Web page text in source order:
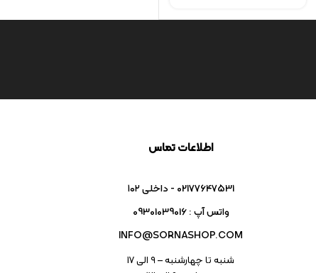
اطلاعات تماس
02177647531 - داخلی ۱۰۲
واتس آپ : 09301039016
INFO@SORNASHOP.COM
شنبه تا چهارشنبه – ۹ الی 17